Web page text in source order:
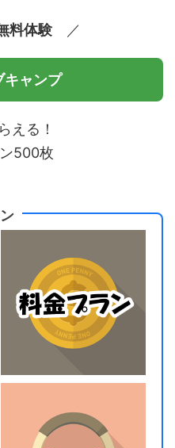
料体験／
キャンプ
える！
500枚